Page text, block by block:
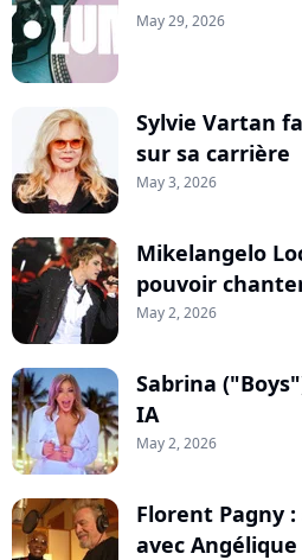
May 29, 2026
Sylvie Vartan
sur sa carrière
May 3, 2026
Mikelangelo
pouvoir
May 2, 2026
Sabrina
IA
May 2, 2026
Florent Pagny
avec